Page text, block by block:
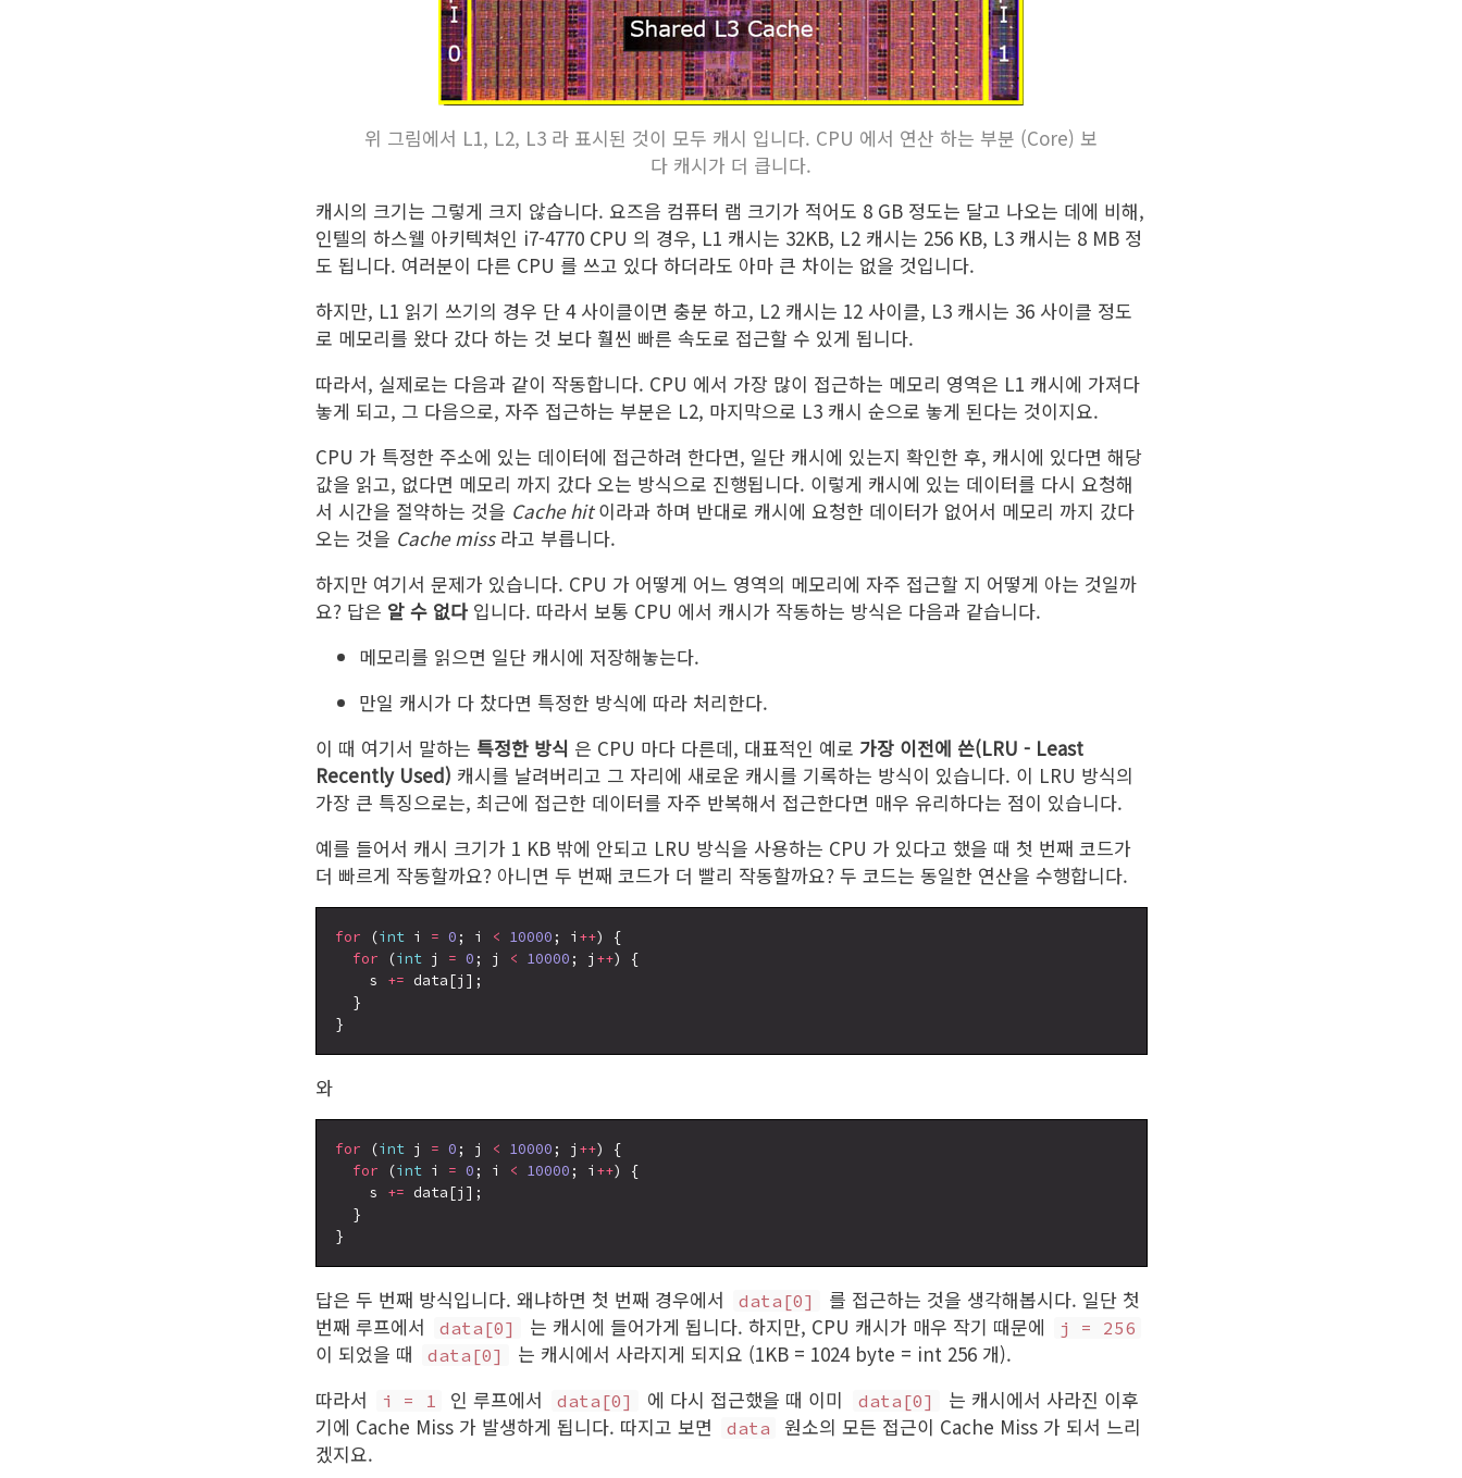
위 그림에서 L1, L2, L3 라 표시된 것이 모두 캐시 입니다. CPU 에서 연산 하는 부분 (Core) 보
다 캐시가 더 큽니다.
캐시의 크기는 그렇게 크지 않습니다. 요즈음 컴퓨터 램 크기가 적어도 8 GB 정도는 달고 나오는 데에 비해,
인텔의 하스웰 아키텍쳐인 i7-4770 CPU 의 경우, L1 캐시는 32KB, L2 캐시는 256 KB, L3 캐시는 8 MB 정
도 됩니다. 여러분이 다른 CPU 를 쓰고 있다 하더라도 아마 큰 차이는 없을 것입니다.
하지만, L1 읽기 쓰기의 경우 단 4 사이클이면 충분 하고, L2 캐시는 12 사이클, L3 캐시는 36 사이클 정도
로 메모리를 왔다 갔다 하는 것 보다 훨씬 빠른 속도로 접근할 수 있게 됩니다.
따라서, 실제로는 다음과 같이 작동합니다. CPU 에서 가장 많이 접근하는 메모리 영역은 L1 캐시에 가져다
놓게 되고, 그 다음으로, 자주 접근하는 부분은 L2, 마지막으로 L3 캐시 순으로 놓게 된다는 것이지요.
CPU 가 특정한 주소에 있는 데이터에 접근하려 한다면, 일단 캐시에 있는지 확인한 후, 캐시에 있다면 해당
값을 읽고, 없다면 메모리 까지 갔다 오는 방식으로 진행됩니다. 이렇게 캐시에 있는 데이터를 다시 요청해
서 시간을 절약하는 것을 Cache hit이라과 하며 반대로 캐시에 요청한 데이터가 없어서 메모리 까지 갔다
오는 것을 Cache miss라고 부릅니다.
하지만 여기서 문제가 있습니다. CPU 가 어떻게 어느 영역의 메모리에 자주 접근할 지 어떻게 아는 것일까
요? 답은 알 수 없다입니다. 따라서 보통 CPU 에서 캐시가 작동하는 방식은 다음과 같습니다.
메모리를 읽으면 일단 캐시에 저장해놓는다.
만일 캐시가 다 찼다면 특정한 방식에 따라 처리한다.
이 때 여기서 말하는 특정한 방식 은 CPU 마다 다른데, 대표적인 예로 가장 이전에 쓴(LRU - Least
Recently Used) 캐시를 날려버리고 그 자리에 새로운 캐시를 기록하는 방식이 있습니다. 이 LRU 방식의
가장 큰 특징으로는, 최근에 접근한 데이터를 자주 반복해서 접근한다면 매우 유리하다는 점이 있습니다.
예를 들어서 캐시 크기가 1 KB 밖에 안되고 LRU 방식을 사용하는 CPU 가 있다고 했을 때 첫 번째 코드가
더 빠르게 작동할까요? 아니면 두 번째 코드가 더 빨리 작동할까요? 두 코드는 동일한 연산을 수행합니다.
for (int i = 0 ; i < 10000 ; i ++) {
for (int j = 0 ; j < 10000 ; j ++) {
    s
+= data[j];
  }
와
for (int j = 0 ; j < 10000 ; j ++) {
for (int i = 0 ; i < 10000 ; i ++) {
    s
+= data[j];
  }
답은 두 번째 방식입니다. 왜냐하면 첫 번째 경우에서 data[0]
를 접근하는 것을 생각해봅시다. 일단 첫
번째 루프에서
data[0] 는 캐시에 들어가게 됩니다. 하지만, CPU 캐시가 매우 작기 때문에 j = 256
이 되었을 때 data[0]
는 캐시에서 사라지게 되지요 (1KB = 1024 byte = int 256 개).
따라서
i = 1 인 루프에서 data[0] 에 다시 접근했을 때 이미 data[0]
는 캐시에서 사라진 이후
기에 Cache Miss 가 발생하게 됩니다. 따지고 보면
data
원소의 모든 접근이 Cache Miss 가 되서 느리
겠지요.